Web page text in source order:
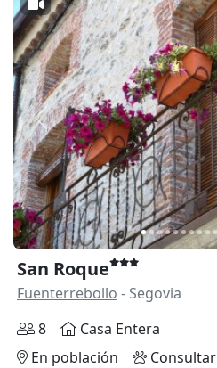
Anterior
San Roque
Fuenterrebollo - Segovia
8
Casa Entera
En población
Consultar